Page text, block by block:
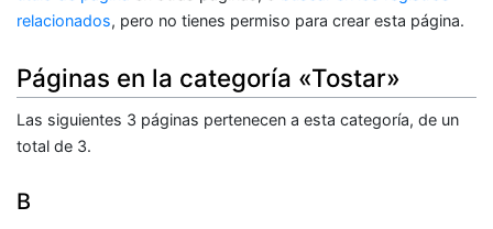
relacionados, pero no tienes permiso para crear esta página.
Páginas en la categoría «Tostar»
Las siguientes 3 páginas pertenecen a esta categoría, de un
total de 3.
B